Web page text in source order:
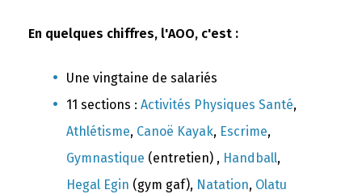
En quelques chiffres, l'AOO, c'est :
Une vingtaine de salariés
11 sections : Activités Physiques Santé,
Athlétisme, Canoë Kayak, Escrime,
Gymnastique (entretien) , Handball,
Hegal Egin (gym gaf), Natation, Olatu